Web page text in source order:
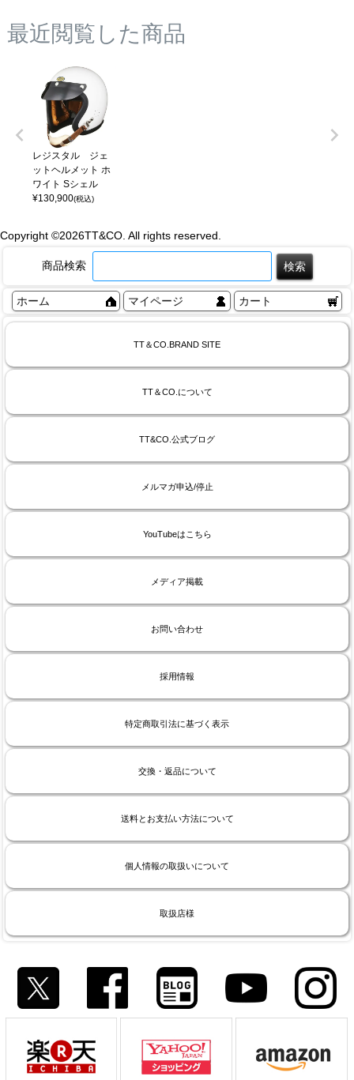
最近閲覧した商品
レジスタル ジェ
ットヘルメット ホ
ワイト Sシェル
¥130,900(税込)
Copyright ©2026TT&CO. All rights reserved.
商品検索
ホーム マイページ カート
TT＆CO.BRAND SITE
TT＆CO.について
TT&CO.公式ブログ
メルマガ申込/停止
YouTubeはこちら
メディア掲載
お問い合わせ
採用情報
特定商取引法に基づく表示
交換・返品について
送料とお支払い方法について
個人情報の取扱いについて
取扱店様